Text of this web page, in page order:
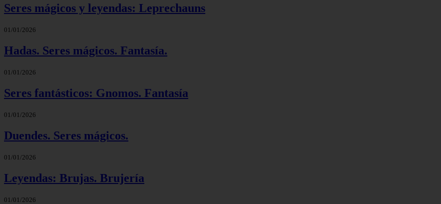
Seres mágicos y leyendas: Leprechauns
01/01/2026
Hadas. Seres mágicos. Fantasía.
01/01/2026
Seres fantásticos: Gnomos. Fantasía
01/01/2026
Duendes. Seres mágicos.
01/01/2026
Leyendas: Brujas. Brujería
01/01/2026